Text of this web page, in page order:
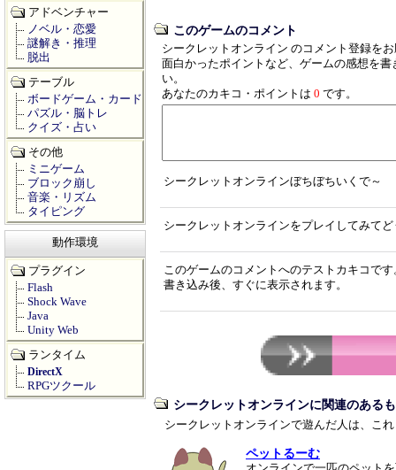
このゲームのコメント
シークレットオンライン のコメント登録を
面白かったポイントなど、ゲームの感想を書
い。
あなたのカキコ・ポイントは 0 です。
シークレットオンラインぼちぼちいくで～
シークレットオンラインをプレイしてみて
このゲームのコメントへのテストカキコです
書き込み後、すぐに表示されます。
シークレットオンラインに関連のある
シークレットオンラインで遊んだ人は、こ
ペットるーむ
アドベンチャー
ノベル・恋愛
謎解き・推理
脱出
テーブル
ボードゲーム・カード
パズル・脳トレ
クイズ・占い
その他
ミニゲーム
ブロック崩し
音楽・リズム
タイピング
動作環境
プラグイン
Flash
Shock Wave
Java
Unity Web
ランタイム
DirectX
RPGツクール